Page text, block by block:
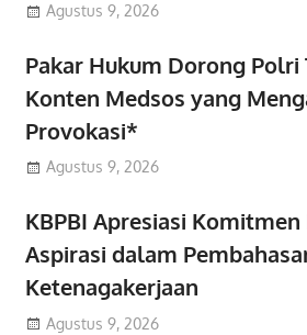
Agustus 9, 2026
Pakar Hukum Dorong Polri
Konten Medsos yang
Provokasi*
Agustus 9, 2026
KBPBI Apresiasi
Aspirasi dalam
Ketenagakerjaan
Agustus 9, 2026